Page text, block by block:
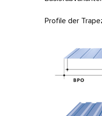
Profile der